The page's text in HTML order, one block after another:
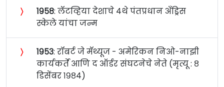
〉 १९५८: लॅटव्हिया देशाचे ४थे पंतप्रधान अँड्रिस
स्केले यांचा जन्म
〉 १९५३: रॉबर्ट जे मॅथ्यूज - अमेरिकन निओ-नाझी
कार्यकर्ते आणि द ऑर्डर संघटनेचे नेते (मृत्यू : ८
डिसेंबर १९८४)